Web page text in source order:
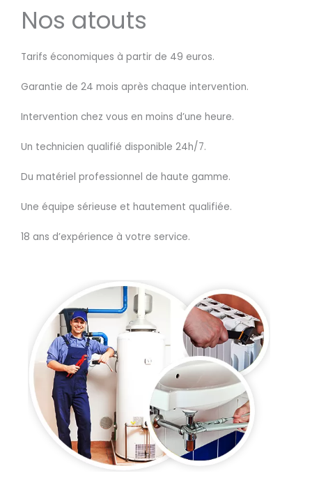
Nos atouts
Tarifs économiques à partir de 49 euros.
Garantie de 24 mois après chaque intervention.
Intervention chez vous en moins d’une heure.
Un technicien qualifié disponible 24h/7.
Du matériel professionnel de haute gamme.
Une équipe sérieuse et hautement qualifiée.
18 ans d’expérience à votre service.